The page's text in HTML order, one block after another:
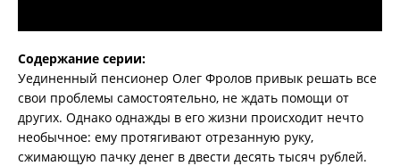
Содержание серии:
Уединенный пенсионер Олег Фролов привык решать все
свои проблемы самостоятельно, не ждать помощи от
других. Однако однажды в его жизни происходит нечто
необычное: ему протягивают отрезанную руку,
сжимающую пачку денег в двести десять тысяч рублей.